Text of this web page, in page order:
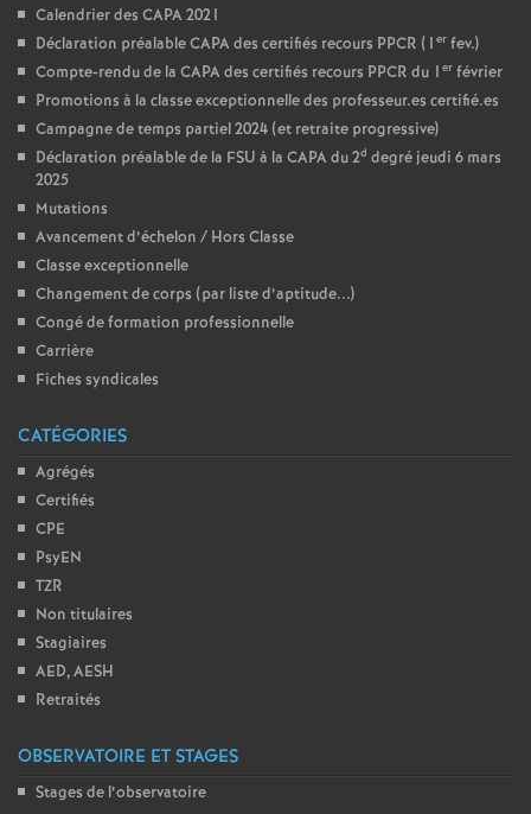
Calendrier des CAPA 2021
Déclaration préalable CAPA des certifiés recours PPCR (1 er fev.)
Compte-rendu de la CAPA des certifiés recours PPCR du 1 er février
Promotions à la classe exceptionnelle des professeur.es certifié.es
Campagne de temps partiel 2024 (et retraite progressive)
Déclaration préalable de la FSU à la CAPA du 2d degré jeudi 6 mars
2025
Mutations
Avancement d’échelon / Hors Classe
Classe exceptionnelle
Changement de corps (par liste d’aptitude...)
Congé de formation professionnelle
Carrière
Fiches syndicales
CATÉGORIES
Agrégés
Certifiés
CPE
PsyEN
TZR
Non titulaires
Stagiaires
AED, AESH
Retraités
OBSERVATOIRE ET STAGES
Stages de l’observatoire